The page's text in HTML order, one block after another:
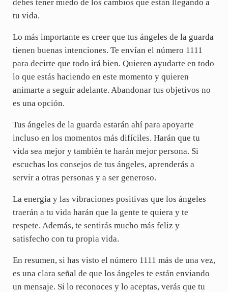
debes tener miedo de los cambios que están llegando a
tu vida.
Lo más importante es creer que tus ángeles de la guarda
tienen buenas intenciones. Te envían el número 1111
para decirte que todo irá bien. Quieren ayudarte en todo
lo que estás haciendo en este momento y quieren
animarte a seguir adelante. Abandonar tus objetivos no
es una opción.
Tus ángeles de la guarda estarán ahí para apoyarte
incluso en los momentos más difíciles. Harán que tu
vida sea mejor y también te harán mejor persona. Si
escuchas los consejos de tus ángeles, aprenderás a
servir a otras personas y a ser generoso.
La energía y las vibraciones positivas que los ángeles
traerán a tu vida harán que la gente te quiera y te
respete. Además, te sentirás mucho más feliz y
satisfecho con tu propia vida.
En resumen, si has visto el número 1111 más de una vez,
es una clara señal de que los ángeles te están enviando
un mensaje. Si lo reconoces y lo aceptas, verás que tu